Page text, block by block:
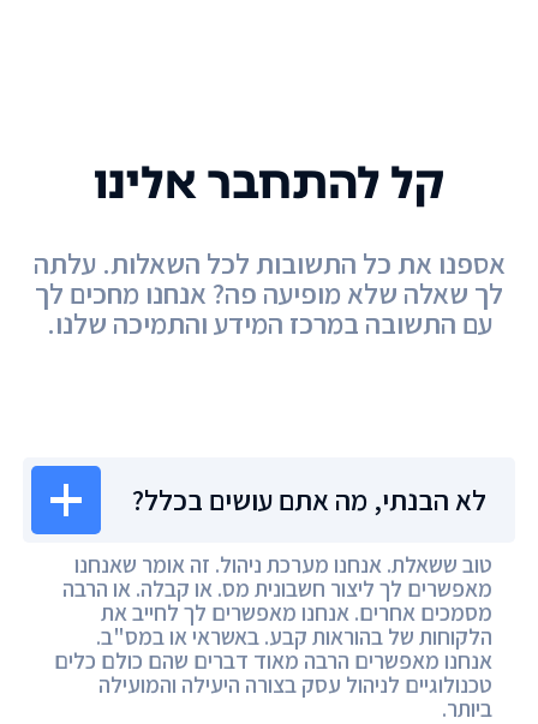
לא הבנתי, מה אתם עושים בכלל?
טוב ששאלת. אנחנו מערכת ניהול. זה אומר שאנחנו
מאפשרים לך ליצור חשבונית מס. או קבלה. או הרבה
מסמכים אחרים. אנחנו מאפשרים לך לחייב את
הלקוחות של בהוראות קבע. באשראי או במס"ב.
אנחנו מאפשרים הרבה מאוד דברים שהם כולם כלים
טכנולוגיים לניהול עסק בצורה היעילה והמועילה
ביותר.
קל להתחבר אלינו
אספנו את כל התשובות לכל השאלות. עלתה
לך שאלה שלא מופיעה פה? אנחנו מחכים לך
עם התשובה במרכז המידע והתמיכה שלנו.